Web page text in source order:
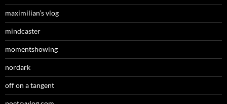
maximilian’s vlog
mindcaster
momentshowing
nordark
off on a tangent